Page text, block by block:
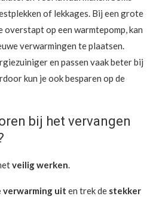
of lekkages. Bij een grote
op een warmtepomp, kan
verwarmingen te plaatsen.
en passen vaak beter bij
kun je ook besparen op de
bij het vervangen
veilig werken.
verwarming uit en trek de stekker